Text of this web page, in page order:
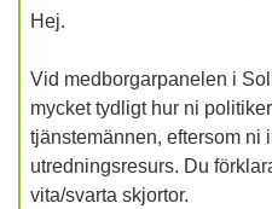
Hej.
Vid medborgarpanelen i
mycket tydligt hur ni
tjänstemännen, eftersom ni
utredningsresurs. Du
vita/svarta skjortor.